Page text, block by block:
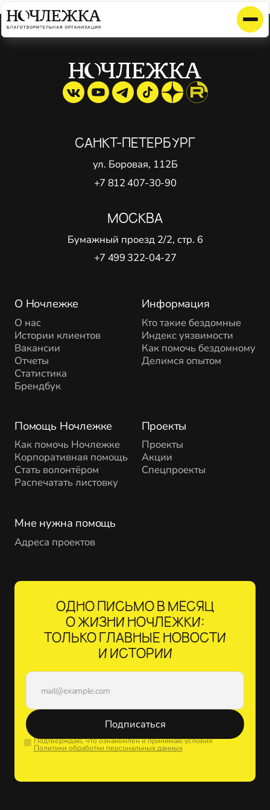
Элемент не найден!
О Ночлежке
О нас
Истории клиентов
Вакансии
Отчеты
Статистика
Брендбук
Помощь Ночлежке
Как помочь Ночлежке
Корпоративная помощь
Стать волонтёром
Распечатать листовку
Проекты
Проекты
Акции
Спецпроекты
Информация
Кто такие бездомные
Индекс уязвимости
Как помочь бездомному
Делимся опытом
Мне нужна помощь
Адреса проектов
САНКТ-ПЕТЕРБУРГ
ул. Боровая, 112Б
+7 812 407-30-90
МОСКВА
Бумажный проезд 2/2, стр. 6
+7 499 322-04-27
ОДНО ПИСЬМО В МЕСЯЦ
О ЖИЗНИ НОЧЛЕЖКИ:
ТОЛЬКО ГЛАВНЫЕ НОВОСТИ
И ИСТОРИИ
Подписаться
Подтверждаю, что ознакомлен и принимаю условия
Политики обработки персональных данных